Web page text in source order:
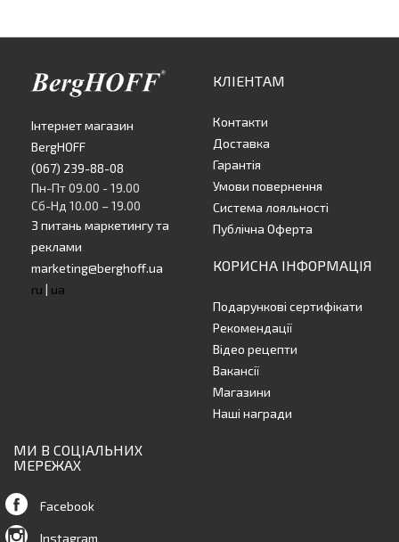
Інтернет магазин
BergHOFF
(067) 239-88-08
Пн-Пт 09.00 - 19.00
Сб-Нд 10.00 – 19.00
З питань маркетингу та
реклами
marketing@berghoff.ua
ru | ua
КЛІЕНТАМ
Контакти
Доставка
Гарантія
Умови повернення
Система лояльності
Публічна Оферта
КОРИСНА ІНФОРМАЦІЯ
Подарункові сертифікати
Рекомендації
Відео рецепти
Вакансії
Магазини
Наші награди
МИ В СОЦІАЛЬНИХ
МЕРЕЖАХ
Facebook
Instagram